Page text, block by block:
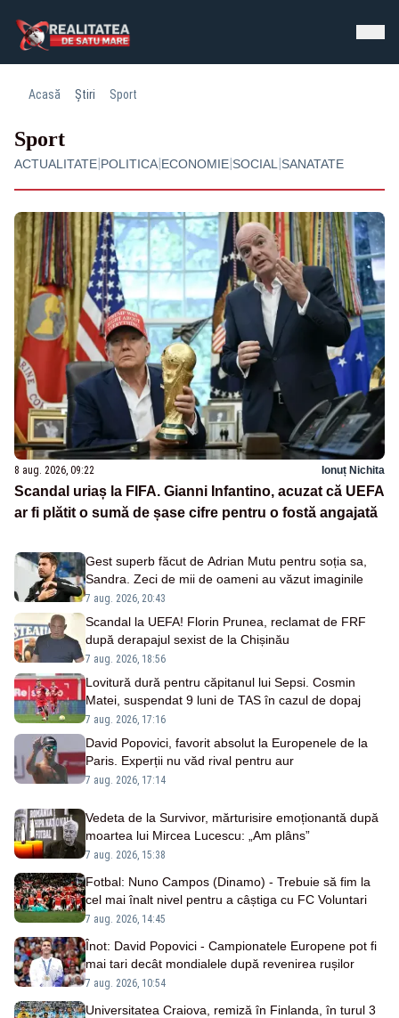
Acasă Știri Sport
Sport
ACTUALITATE|POLITICA|ECONOMIE|SOCIAL |SANATATE
8 aug. 2026, 09:22 Ionuț Nichita
Scandal uriaș la FIFA. Gianni Infantino, acuzat că UEFA
ar fi plătit o sumă de șase cifre pentru o fostă angajată
Gest superb făcut de Adrian Mutu pentru soția sa,
Sandra. Zeci de mii de oameni au văzut imaginile
7 aug. 2026, 20:43
Scandal la UEFA! Florin Prunea, reclamat de FRF
după derapajul sexist de la Chișinău
7 aug. 2026, 18:56
Lovitură dură pentru căpitanul lui Sepsi. Cosmin
Matei, suspendat 9 luni de TAS în cazul de dopaj
7 aug. 2026, 17:16
David Popovici, favorit absolut la Europenele de la
Paris. Experții nu văd rival pentru aur
7 aug. 2026, 17:14
Vedeta de la Survivor, mărturisire emoționantă după
moartea lui Mircea Lucescu: „Am plâns”
7 aug. 2026, 15:38
Fotbal: Nuno Campos (Dinamo) - Trebuie să fim la
cel mai înalt nivel pentru a câștiga cu FC Voluntari
7 aug. 2026, 14:45
Înot: David Popovici - Campionatele Europene pot fi
mai tari decât mondialele după revenirea rușilor
7 aug. 2026, 10:54
Universitatea Craiova, remiză în Finlanda, în turul 3